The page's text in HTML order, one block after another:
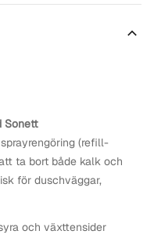
Sonett
(refill-
ta bort både kalk och
för duschväggar,
och växttensider